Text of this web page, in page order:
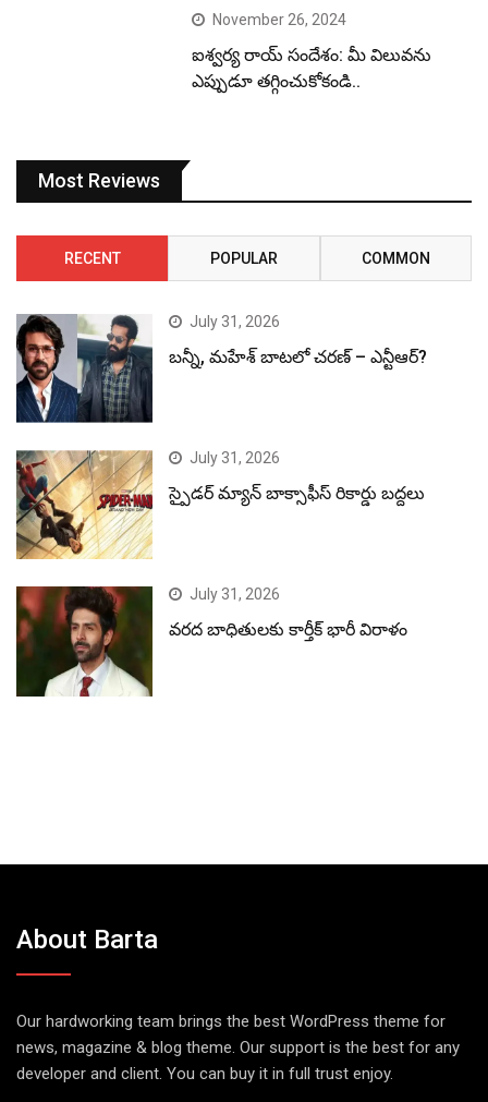
November 26, 2024
ఐశ్వర్య రాయ్ సందేశం: మీ విలువను
ఎప్పుడూ తగ్గించుకోకండి..
Most Reviews
RECENT POPULAR COMMON
July 31, 2026
బన్నీ, మహేశ్ బాటలో చరణ్ – ఎన్టీఆర్?
July 31, 2026
స్పైడర్ మ్యాన్ బాక్సాఫీస్ రికార్డు బద్దలు
July 31, 2026
వరద బాధితులకు కార్తీక్ భారీ విరాళం
About Barta
Our hardworking team brings the best WordPress theme for
news, magazine & blog theme. Our support is the best for any
developer and client. You can buy it in full trust enjoy.